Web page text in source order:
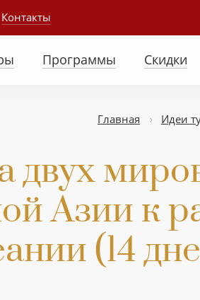
Контакты
Программы Скидки
Главная Идеи
двух
Азии к
(14